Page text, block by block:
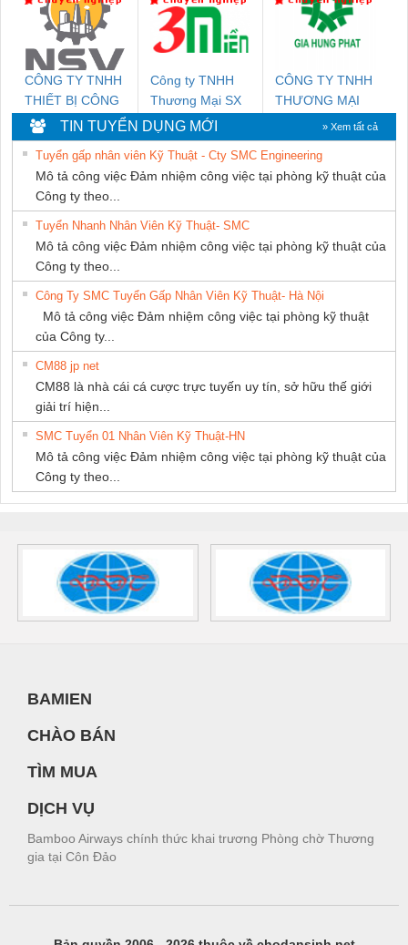
NAM
CÔNG TY TNHH
THIẾT BỊ CÔNG
NGHIỆP NIHON
SETSUBI VIỆT
NAM
Công ty TNHH
Thương Mại SX
Ba Miền
CÔNG TY TNHH
THƯƠNG MẠI
DỊCH VỤ KỸ
THUẬT ĐIỆN CƠ
GIA HƯNG
PHÁT
TIN TUYỂN DỤNG MỚI » Xem tất cả
Tuyển gấp nhân viên Kỹ Thuật - Cty SMC Engineering
Mô tả công việc Đảm nhiệm công việc tại phòng kỹ thuật của
Công ty theo...
Tuyển Nhanh Nhân Viên Kỹ Thuật- SMC
Mô tả công việc Đảm nhiệm công việc tại phòng kỹ thuật của
Công ty theo...
Công Ty SMC Tuyển Gấp Nhân Viên Kỹ Thuật- Hà Nội
Mô tả công việc Đảm nhiệm công việc tại phòng kỹ thuật
của Công ty...
CM88 jp net
CM88 là nhà cái cá cược trực tuyến uy tín, sở hữu thế giới
giải trí hiện...
SMC Tuyển 01 Nhân Viên Kỹ Thuật-HN
Mô tả công việc Đảm nhiệm công việc tại phòng kỹ thuật của
Công ty theo...
BAMIEN
CHÀO BÁN
TÌM MUA
DỊCH VỤ
Bamboo Airways chính thức khai trương Phòng chờ Thương
gia tại Côn Đảo